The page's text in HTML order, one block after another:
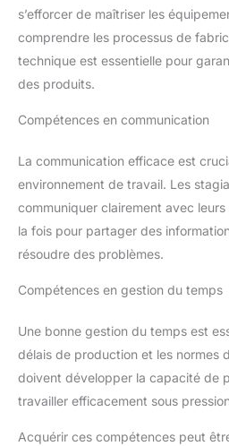
s’efforcer de maîtriser les
comprendre les processus de
technique est essentielle pour
des produits.
Compétences en communication
La communication efficace est
environnement de travail. Les
communiquer clairement avec
la fois pour partager des
résoudre des problèmes.
Compétences en gestion du temps
Une bonne gestion du temps est
délais de production et les normes
doivent développer la capacité de
travailler efficacement sous
Acquérir ces compétences peut